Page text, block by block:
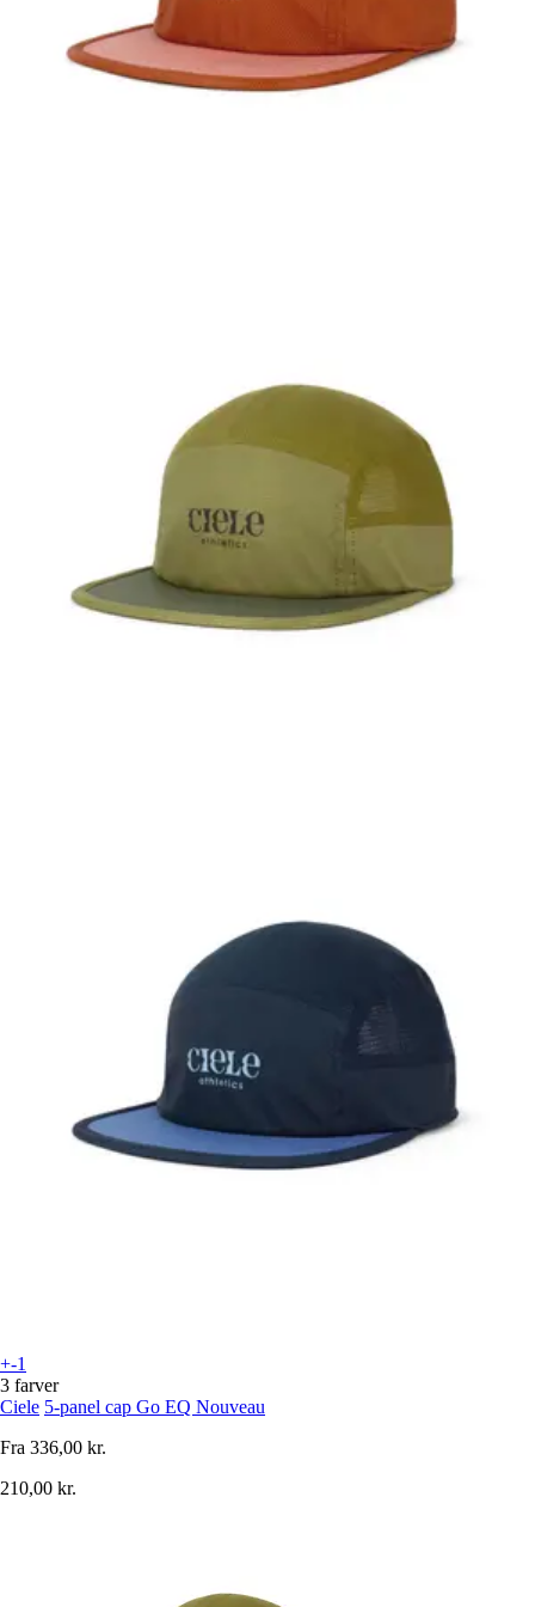
+-1
3 farver
Ciele 5-panel cap Go EQ Nouveau
Fra 336,00 kr.
210,00 kr.